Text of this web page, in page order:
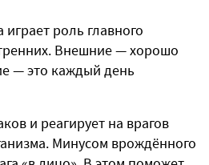
роль главного
Внешние — хорошо
— это каждый день
и реагирует на врагов
Минусом врождённого